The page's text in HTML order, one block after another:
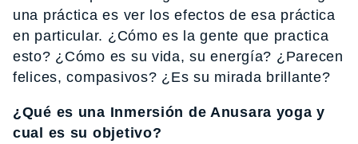
una práctica es ver los efectos de esa práctica
en particular. ¿Cómo es la gente que practica
esto? ¿Cómo es su vida, su energía? ¿Parecen
felices, compasivos? ¿Es su mirada brillante?
¿Qué es una Inmersión de Anusara yoga y
cual es su objetivo?